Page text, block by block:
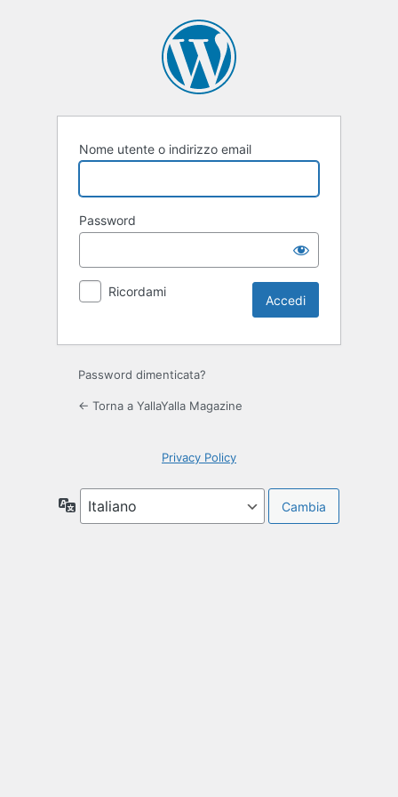
Nome utente o indirizzo email
Password
Ricordami
Password dimenticata?
← Torna a YallaYalla Magazine
Privacy Policy
Lingua